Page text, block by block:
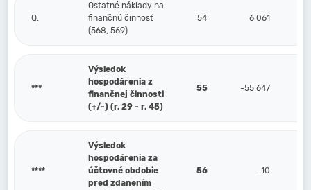
Q.
Ostatné náklady na
finančnú činnosť
(568, 569)
54 6 061
***
Výsledok
hospodárenia z
finančnej činnosti
(+/-) (r. 29 - r. 45)
55 -55 647
****
Výsledok
hospodárenia za
účtovné obdobie
pred zdanením
56 -10